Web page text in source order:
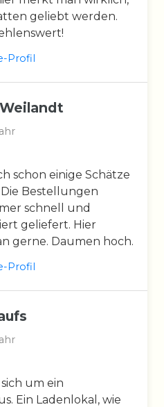
geliebt werden.
Profil
schon einige Schätze
Bestellungen
schnell und
geliefert. Hier
gerne. Daumen hoch.
Profil
um ein
Ein Ladenlokal, wie